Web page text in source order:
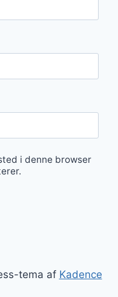
i denne browser
tema af Kadence